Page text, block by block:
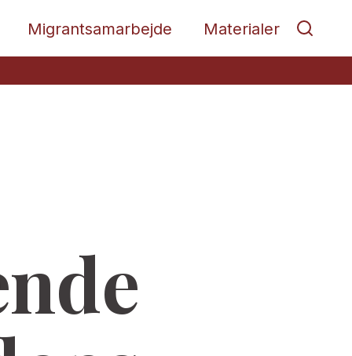
Migrantsamarbejde Materialer